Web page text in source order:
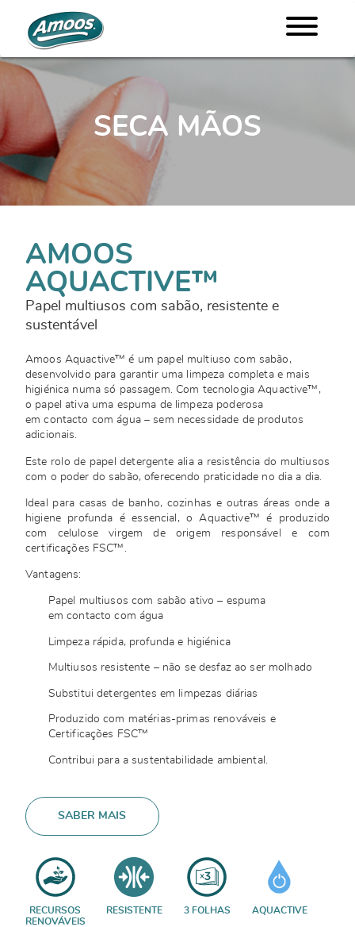
SECA MÃOS
AMOOS
AQUACTIVE™
Papel multiusos com sabão, resistente e
sustentável
Amoos Aquactive™ é um papel multiuso com sabão,
desenvolvido para garantir uma limpeza completa e mais
higiénica numa só passagem. Com tecnologia Aquactive™,
o papel ativa uma espuma de limpeza poderosa
em contacto com água – sem necessidade de produtos
adicionais.
Este rolo de papel detergente alia a resistência do multiusos
com o poder do sabão, oferecendo praticidade no dia a dia.
Ideal para casas de banho, cozinhas e outras áreas onde a
higiene profunda é essencial, o Aquactive™ é produzido
com celulose virgem de origem responsável e com
certificações FSC™.
Vantagens:
Papel multiusos com sabão ativo – espuma
em contacto com água
Limpeza rápida, profunda e higiénica
Multiusos resistente – não se desfaz ao ser molhado
Substitui detergentes em limpezas diárias
Produzido com matérias-primas renováveis e
Certificações FSC™
Contribui para a sustentabilidade ambiental.
SABER MAIS
RECURSOS
RENOVÁVEIS
RESISTENTE 3 FOLHAS AQUACTIVE